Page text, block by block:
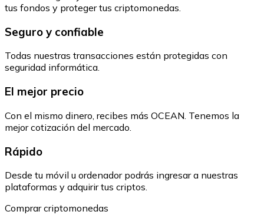
tus fondos y proteger tus criptomonedas.
Seguro y confiable
Todas nuestras transacciones están protegidas con
seguridad informática.
El mejor precio
Con el mismo dinero, recibes más OCEAN. Tenemos la
mejor cotización del mercado.
Rápido
Desde tu móvil u ordenador podrás ingresar a nuestras
plataformas y adquirir tus criptos.
Comprar criptomonedas